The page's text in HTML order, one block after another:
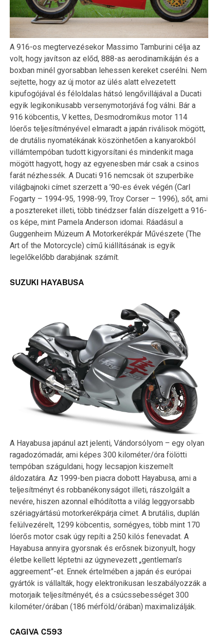
A 916-os megtervezésekor Massimo Tamburini célja az
volt, hogy javítson az előd, 888-as aerodinamikáján és a
boxban minél gyorsabban lehessen kereket cserélni. Nem
sejtette, hogy az új motor az ülés alatt elvezetett
kipufogójával és féloldalas hátsó lengővillájával a Ducati
egyik legikonikusabb versenymotorjává fog válni. Bár a
916 köbcentis, V kettes, Desmodromikus motor 114
lóerős teljesítményével elmaradt a japán riválisok mögött,
de drutális nyomatékának köszönhetően a kanyarokból
villámtempóban tudott kigyorsítani és mindenkit maga
mögött hagyott, hogy az egyenesben már csak a csinos
farát nézhessék. A Ducati 916 nemcsak öt szuperbike
világbajnoki címet szerzett a ’90-es évek végén (Carl
Fogarty – 1994-95, 1998-99, Troy Corser – 1996), sőt, ami
a posztereket illeti, több tinédzser falán díszelgett a 916-
os képe, mint Pamela Anderson idomai. Ráadásul a
Guggenheim Múzeum A Motorkerékpár Művészete (The
Art of the Motorcycle) című kiállításának is egyik
legelőkelőbb darabjának számít.
SUZUKI HAYABUSA
A Hayabusa japánul azt jelenti, Vándorsólyom – egy olyan
ragadozómadár, ami képes 300 kilométer/óra fölötti
tempóban száguldani, hogy lecsapjon kiszemelt
áldozatára. Az 1999-ben piacra dobott Hayabusa, ami a
teljesítményt és robbanékonyságot illeti, rászolgált a
nevére, hiszen azonnal elhódította a világ leggyorsabb
szériagyártású motorkerékpárja címet. A brutális, duplán
felülvezérelt, 1299 köbcentis, sornégyes, több mint 170
lóerős motor csak úgy repíti a 250 kilós fenevadat. A
Hayabusa annyira gyorsnak és erősnek bizonyult, hogy
életbe kellett léptetni az úgynevezett „gentleman’s
aggreement”-et. Ennek értelmében a japán és európai
gyártók is vállalták, hogy elektronikusan leszabályozzák a
motorjaik teljesítményét, és a csúcssebességet 300
kilométer/órában (186 mérföld/órában) maximalizálják.
CAGIVA C593